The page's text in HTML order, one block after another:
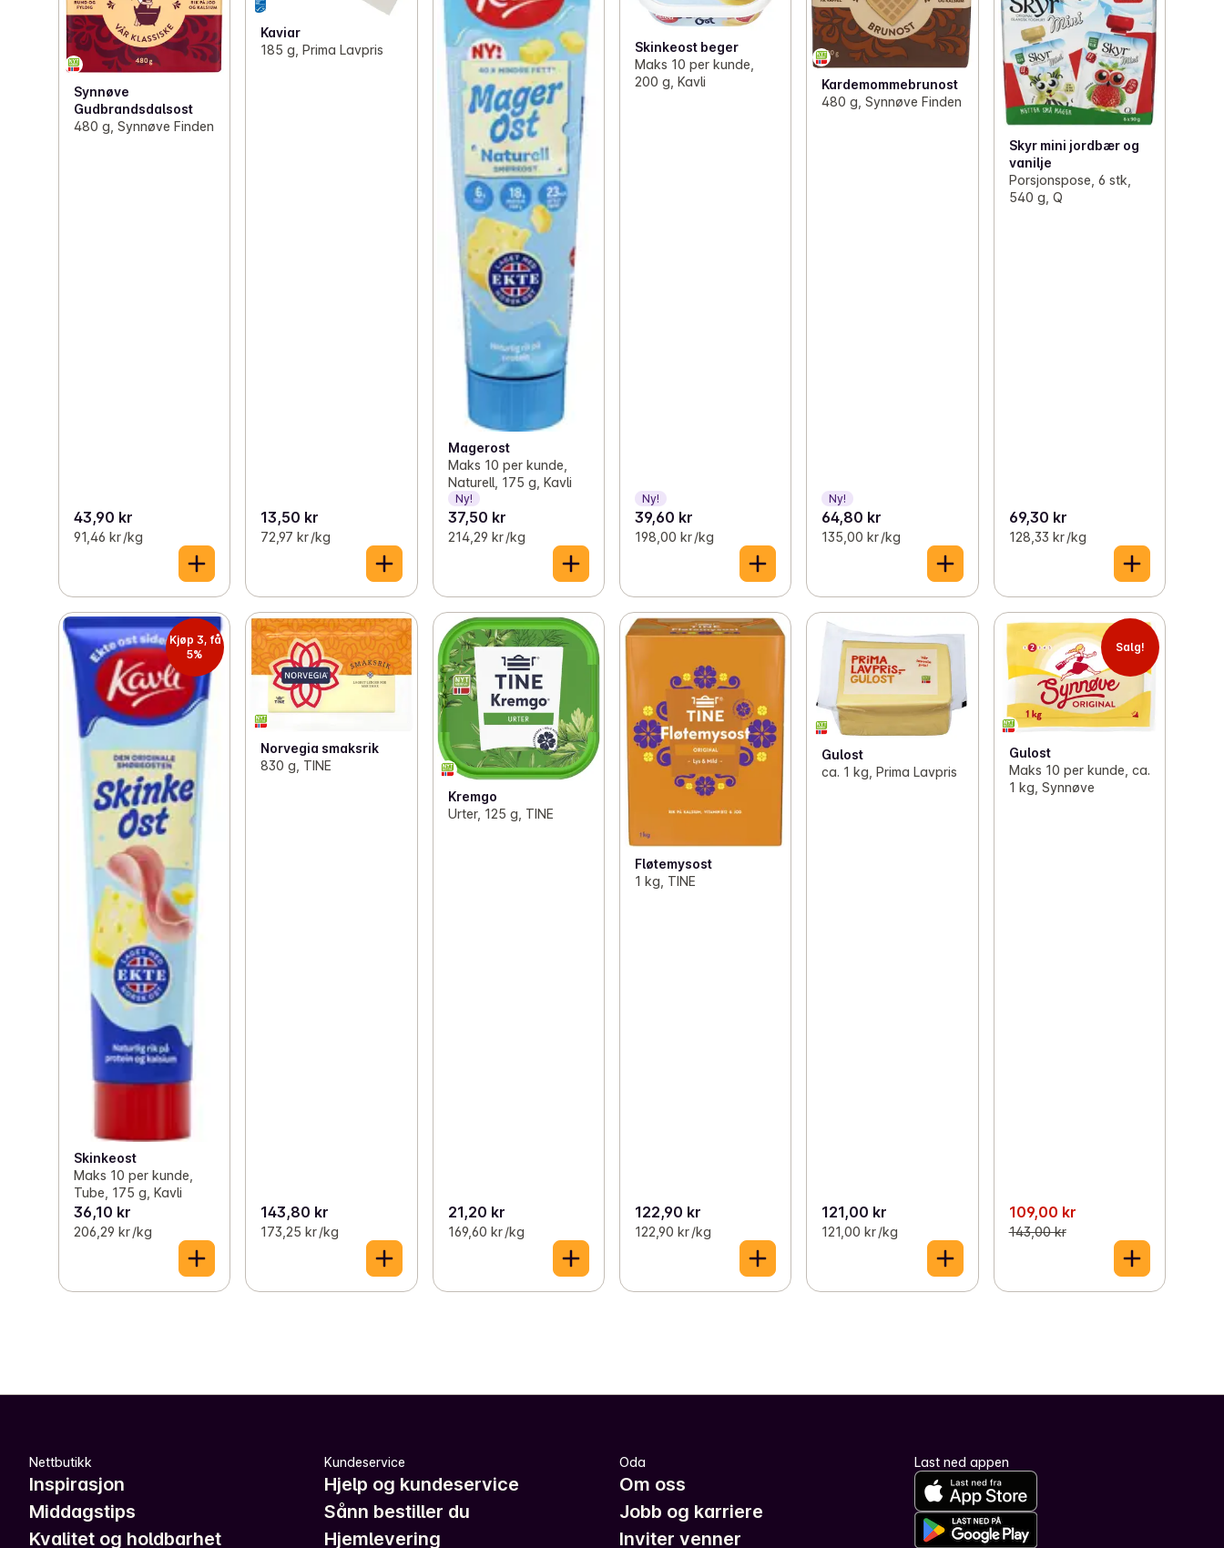
Synnøve
Gudbrandsdalsost
480 g, Synnøve Finden
43,90 kr
91,46 kr /kg
Kaviar
185 g, Prima Lavpris
13,50 kr
72,97 kr /kg
Magerost
Maks 10 per kunde,
Naturell, 175 g, Kavli
Ny!
37,50 kr
214,29 kr /kg
Skinkeost beger
Maks 10 per kunde,
200 g, Kavli
Ny!
39,60 kr
198,00 kr /kg
Kardemommebrunost
480 g, Synnøve Finden
Ny!
64,80 kr
135,00 kr /kg
Skyr mini jordbær og
vanilje
Porsjonspose, 6 stk,
540 g, Q
69,30 kr
128,33 kr /kg
Kjøp 3, få
5%
Skinkeost
Maks 10 per kunde,
Tube, 175 g, Kavli
36,10 kr
206,29 kr /kg
Norvegia smaksrik
830 g, TINE
143,80 kr
173,25 kr /kg
Kremgo
Urter, 125 g, TINE
21,20 kr
169,60 kr /kg
Fløtemysost
1 kg, TINE
122,90 kr
122,90 kr /kg
Gulost
ca. 1 kg, Prima Lavpris
121,00 kr
121,00 kr /kg
Salg!
Gulost
Maks 10 per kunde, ca.
1 kg, Synnøve
109,00 kr
143,00 kr
Nettbutikk
Inspirasjon
Middagstips
Kvalitet og holdbarhet
Kundeservice
Hjelp og kundeservice
Sånn bestiller du
Hjemlevering
Oda
Om oss
Jobb og karriere
Inviter venner
Last ned appen